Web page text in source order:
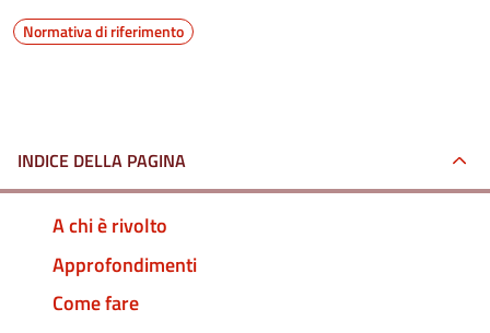
Normativa di riferimento
INDICE DELLA PAGINA
A chi è rivolto
Approfondimenti
Come fare